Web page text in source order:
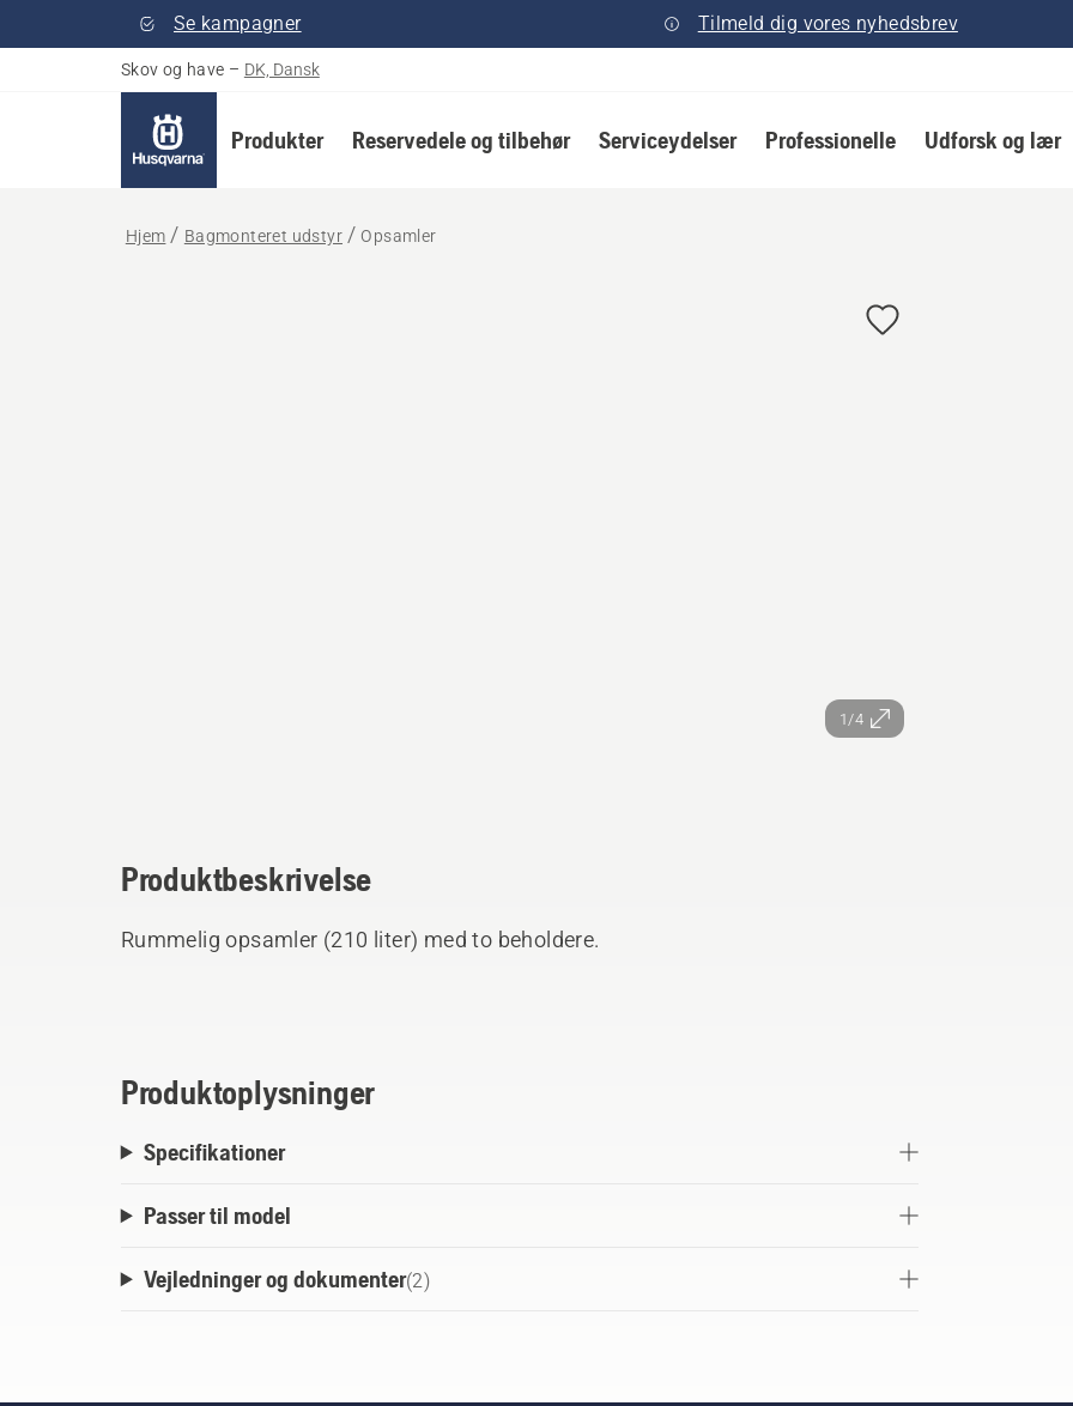
Se kampagner Tilmeld dig vores nyhedsbrev
Skov og have – DK, Dansk
Produkter Reservedele og tilbehør Serviceydelser Professionelle Udforsk og lær
Hjem Bagmonteret udstyr Opsamler
1/4
Produktbeskrivelse
Rummelig opsamler (210 liter) med to beholdere.
Produktoplysninger
Specifikationer
Passer til model
Vejledninger og dokumenter(2)